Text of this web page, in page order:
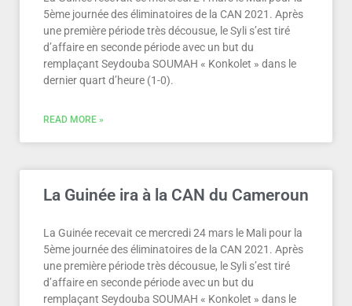
5ème journée des éliminatoires de la CAN 2021. Après
une première période très décousue, le Syli s’est tiré
d’affaire en seconde période avec un but du
remplaçant Seydouba SOUMAH « Konkolet » dans le
dernier quart d’heure (1-0).
READ MORE »
La Guinée ira à la CAN du Cameroun
La Guinée recevait ce mercredi 24 mars le Mali pour la
5ème journée des éliminatoires de la CAN 2021. Après
une première période très décousue, le Syli s’est tiré
d’affaire en seconde période avec un but du
remplaçant Seydouba SOUMAH « Konkolet » dans le